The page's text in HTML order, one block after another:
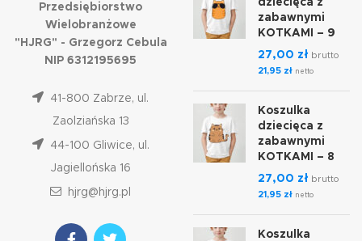
Przedsiębiorstwo
Wielobranżowe
"HJRG" - Grzegorz Cebula
NIP 6312195695
41-800 Zabrze, ul.
Zaolziańska 13
44-100 Gliwice, ul.
Jagiellońska 16
hjrg@hjrg.pl
zabawnymi
KOTKAMI – 9
27,00 zł brutto
21,95 zł netto
Koszulka
dziecięca z
zabawnymi
KOTKAMI – 8
27,00 zł brutto
21,95 zł netto
Koszulka